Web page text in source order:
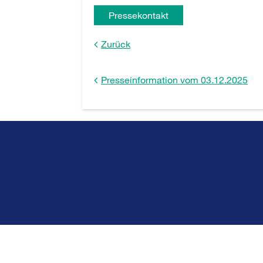
Pressekontakt
Zurück
Presseinformation vom 03.12.2025